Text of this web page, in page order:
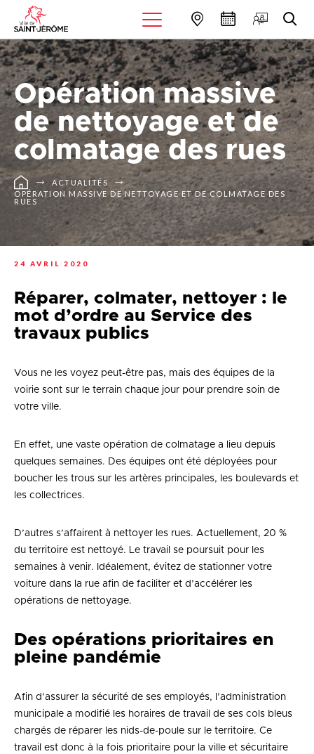
Opération massive
de nettoyage et de
colmatage des rues
ACTUALITÉS
OPÉRATION MASSIVE DE NETTOYAGE ET DE COLMATAGE DES
RUES
24 AVRIL 2020
Réparer, colmater, nettoyer : le
mot d’ordre au Service des
travaux publics
Vous ne les voyez peut-être pas, mais des équipes de la
voirie sont sur le terrain chaque jour pour prendre soin de
votre ville.
En effet, une vaste opération de colmatage a lieu depuis
quelques semaines. Des équipes ont été déployées pour
boucher les trous sur les artères principales, les boulevards et
les collectrices.
D’autres s’affairent à nettoyer les rues. Actuellement, 20 %
du territoire est nettoyé. Le travail se poursuit pour les
semaines à venir. Idéalement, évitez de stationner votre
voiture dans la rue afin de faciliter et d’accélérer les
opérations de nettoyage.
Des opérations prioritaires en
pleine pandémie
Afin d’assurer la sécurité de ses employés, l’administration
municipale a modifié les horaires de travail de ses cols bleus
chargés de réparer les nids-de-poule sur le territoire. Ce
travail est donc à la fois prioritaire pour la ville et sécuritaire